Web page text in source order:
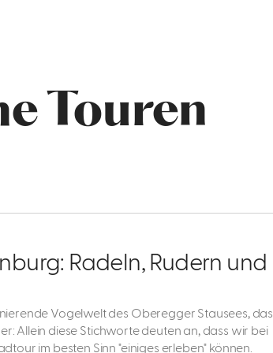
Touren
Radeln, Rudern und
Vogelwelt des Oberegger Stausees, das
Allein diese Stichworte deuten an, dass wir bei
im besten Sinn "einiges erleben" können.